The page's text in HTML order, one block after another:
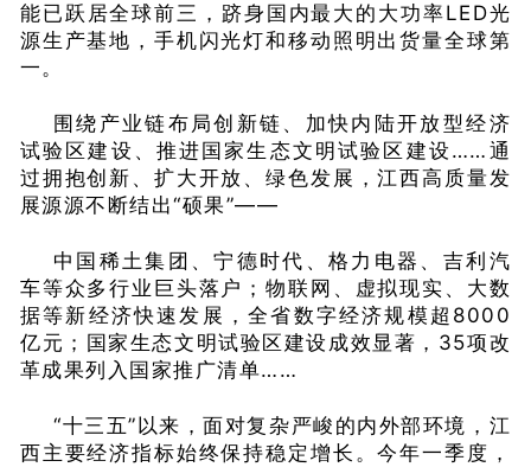
能已跃居全球前三，跻身国内最大的大功率LED光
源生产基地，手机闪光灯和移动照明出货量全球第
一。
围绕产业链布局创新链、加快内陆开放型经济
试验区建设、推进国家生态文明试验区建设……通
过拥抱创新、扩大开放、绿色发展，江西高质量发
展源源不断结出“硕果”——
中国稀土集团、宁德时代、格力电器、吉利汽
车等众多行业巨头落户；物联网、虚拟现实、大数
据等新经济快速发展，全省数字经济规模超8000
亿元；国家生态文明试验区建设成效显著，35项改
革成果列入国家推广清单……
“十三五”以来，面对复杂严峻的内外部环境，江
西主要经济指标始终保持稳定增长。今年一季度，